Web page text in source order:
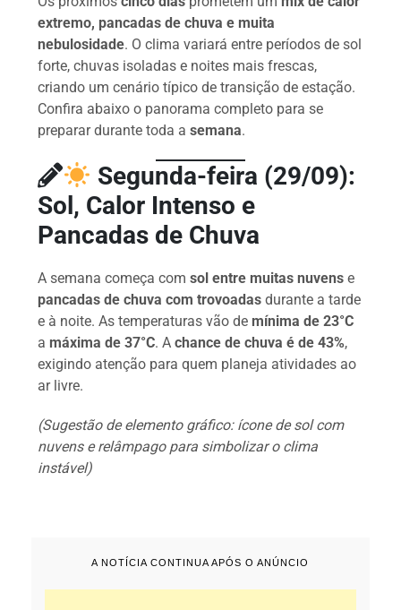
at
s
A
p
p
c
e
b
o
o
s
s
e
n
g
er
p
y
Li
n
k
extremo, pancadas de chuva e muita
nebulosidade. O clima variará entre períodos de sol
forte, chuvas isoladas e noites mais frescas,
criando um cenário típico de transição de estação.
Confira abaixo o panorama completo para se
preparar durante toda asemana.
Segunda-feira (29/09):
Sol, Calor Intenso e
Pancadas de Chuva
A semana começa comsol entre muitas nuvens e
pancadas de chuva com trovoadas durante a tarde
e à noite. As temperaturas vão de mínima de 23°C
a máxima de 37°C. Achance de chuva é de 43%,
exigindo atenção para quem planeja atividades ao
ar livre.
(Sugestão de elemento gráfico: ícone de sol com
nuvens e relâmpago para simbolizar o clima
instável)
A NOTÍCIA CONTINUA APÓS O ANÚNCIO